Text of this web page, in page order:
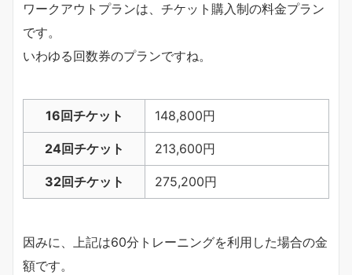
ワークアウトプランは、チケット購入制の料金プラン
です。
いわゆる回数券のプランですね。
16回チケット 148,800円
24回チケット 213,600円
32回チケット 275,200円
因みに、上記は60分トレーニングを利用した場合の金
額です。